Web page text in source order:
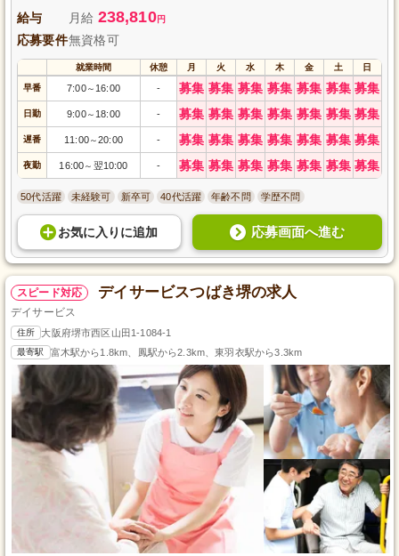
給与 月給 238,810円
応募要件無資格可
就業時間 休憩 月 火 水 木 金 土 日
早番 7:00～ 16:00 - 募集 募集 募集 募集 募集 募集 募集
日勤 9:00～ 18:00 - 募集 募集 募集 募集 募集 募集 募集
遅番 11:00～20:00 - 募集 募集 募集 募集 募集 募集 募集
夜勤 16:00～ 翌10:00 - 募集 募集 募集 募集 募集 募集 募集
50代活躍 未経験可 新卒可 40代活躍 年齢不問 学歴不問
お気に入り に追加 応募画面へ進む
スピード対応 デイサービスつばき堺の求人
デイサービス
住所 大阪府堺市西区山田1-1084-1
最寄駅 富木駅から1.8km、鳳駅から2.3km、東羽衣駅から3.3km